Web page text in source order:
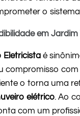
o
em Jardim
Eletricista é
compromisso
o torna uma
elétrico. Ao
com um